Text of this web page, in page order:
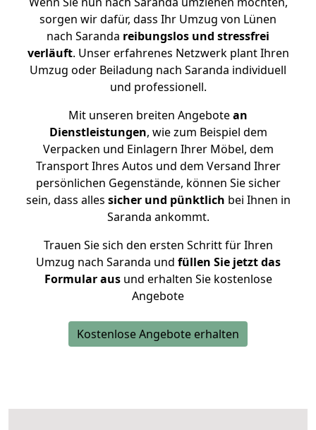
sorgen wir dafür, dass Ihr Umzug von Lünen
nach Saranda reibungslos und stressfrei
verläuft. Unser erfahrenes Netzwerk plant Ihren
Umzug oder Beiladung nach Saranda individuell
und professionell.
Mit unseren breiten Angebotean
Dienstleistungen, wie zum Beispiel dem
Verpacken und Einlagern Ihrer Möbel, dem
Transport Ihres Autos und dem Versand Ihrer
persönlichen Gegenstände, können Sie sicher
sein, dass alles sicher und pünktlich bei Ihnen in
Saranda ankommt.
Trauen Sie sich den ersten Schritt für Ihren
Umzug nach Saranda und füllen Sie jetzt das
Formular ausund erhalten Sie kostenlose
Angebote
Kostenlose Angebote erhalten